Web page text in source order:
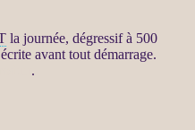
la journée, dégressif à 500
avant tout démarrage.
.